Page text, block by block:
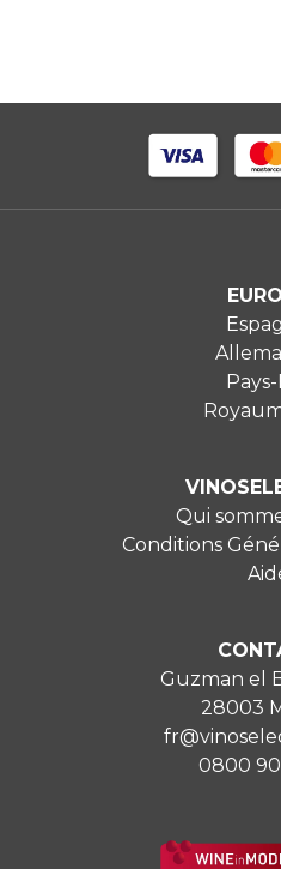
Qui
Conditions
Guzman el
28003
0800